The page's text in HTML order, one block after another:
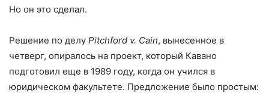
Но он это сделал.
Решение по делу Pitchford v. Cain, вынесенное в
четверг, опиралось на проект, который Кавано
подготовил еще в 1989 году, когда он учился в
юридическом факультете. Предложение было простым: